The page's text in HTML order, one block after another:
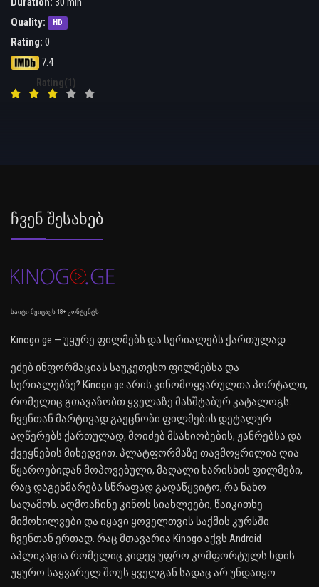
Quality:
HD
Rating: 0
7.4
Rating(1)
Ჩვენ Შესახებ
საიტი შეიცავს 18+ კონტენტს
Kinogo.ge — უყურე ფილმებს და სერიალებს ქართულად.
ეძებ ინფორმაციას საუკეთესო ფილმებსა და
სერიალებზე? Kinogo.ge არის კინომოყვარულთა პორტალი,
რომელიც გთავაზობთ ყველაზე მასშტაბურ კატალოგს.
ჩვენთან მარტივად გაეცნობი ფილმების დეტალურ
აღწერებს ქართულად, მოიძებ მსახიობების, ჟანრებსა და
ქვეყნების მიხედვით. პლატფორმაზე თავმოყრილია ღია
წყაროებიდან მოპოვებული, მაღალი ხარისხის ფილმები,
რაც დაგეხმარება სწრაფად გადაწყვიტო, რა ნახო
საღამოს. აღმოაჩინე კინოს სიახლეები, წაიკითხე
მიმოხილვები და იყავი ყოველთვის საქმის კურსში
ჩვენთან ერთად. რაც მთავარია Kinogo აქვს Android
აპლიკაცია რომელიც კიდევ უფრო კომფორტულს ხდის
უყურო საყვარელ შოუს ყველგან სადაც არ უნდაიყო.